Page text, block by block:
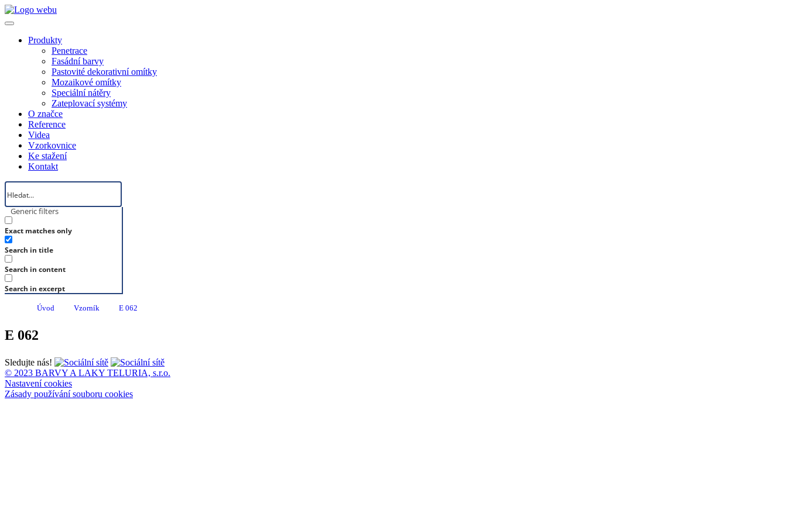
Produkty
Penetrace
Fasádní barvy
Pastovité dekorativní omítky
Mozaikové omítky
Speciální nátěry
Zateplovací systémy
O značce
Reference
Videa
Vzorkovnice
Ke stažení
Kontakt
Generic filters
Exact matches only
Search in title
Search in content
Search in excerpt
Úvod Vzorník E 062
E 062
Sledujte nás!
© 2023 BARVY A LAKY TELURIA, s.r.o.
Nastavení cookies
Zásady používání souboru cookies